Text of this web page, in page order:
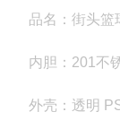
品名：街头篮
内胆：201不
外壳：透明